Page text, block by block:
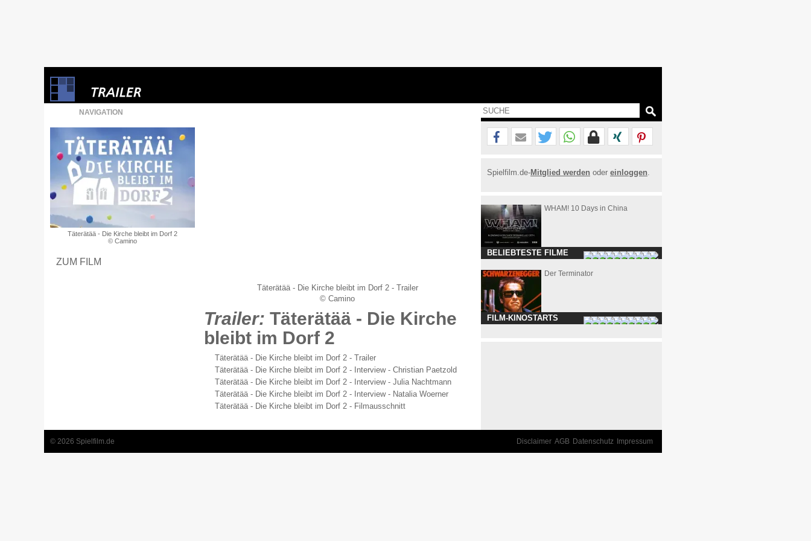
NAVIGATION
Täterätää - Die Kirche bleibt im Dorf 2
© Camino
ZUM FILM
Täterätää - Die Kirche bleibt im Dorf 2 - Trailer
© Camino
Trailer: Täterätää - Die Kirche
bleibt im Dorf 2
Täterätää - Die Kirche bleibt im Dorf 2 - Trailer
Täterätää - Die Kirche bleibt im Dorf 2 - Interview - Christian Paetzold
Täterätää - Die Kirche bleibt im Dorf 2 - Interview - Julia Nachtmann
Täterätää - Die Kirche bleibt im Dorf 2 - Interview - Natalia Woerner
Täterätää - Die Kirche bleibt im Dorf 2 - Filmausschnitt
Spielfilm.de-Mitglied werden oder einloggen.
WHAM! 10 Days in China
BELIEBTESTE FILME
Der Terminator
FILM-KINOSTARTS
© 2026 Spielfilm.de Impressum
Datenschutz
AGB
Disclaimer